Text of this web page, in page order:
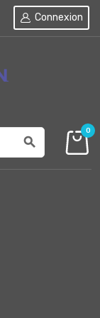
search
Connexion
0